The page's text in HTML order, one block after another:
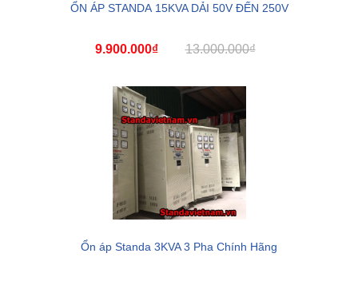
ỔN ÁP STANDA 15KVA DẢI 50V ĐẾN 250V
9.900.000₫ 13.000.000₫
Ổn áp Standa 3KVA 3 Pha Chính Hãng